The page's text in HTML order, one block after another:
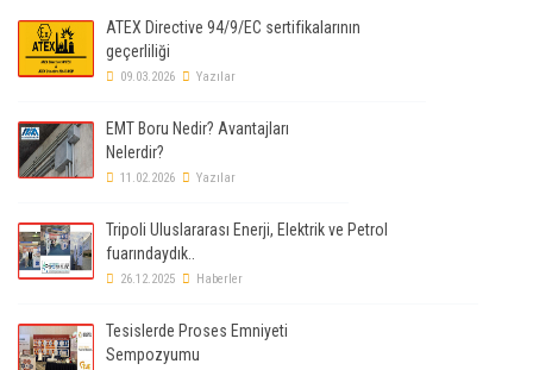
ATEX Directive 94/9/EC sertifikalarının
geçerliliği
09.03.2026 Yazılar
EMT Boru Nedir? Avantajları
Nelerdir?
11.02.2026 Yazılar
Tripoli Uluslararası Enerji, Elektrik ve Petrol
fuarındaydık..
26.12.2025 Haberler
Tesislerde Proses Emniyeti
Sempozyumu